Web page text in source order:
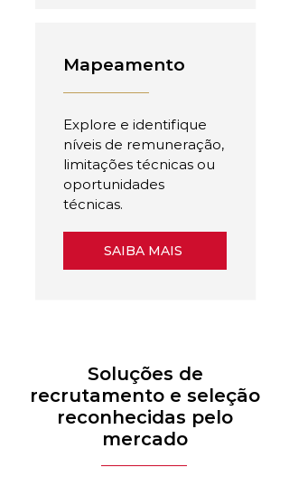
Mapeamento
Explore e identifique
níveis de remuneração,
limitações técnicas ou
oportunidades
técnicas.
SAIBA MAIS
Soluções de
recrutamento e seleção
reconhecidas pelo
mercado